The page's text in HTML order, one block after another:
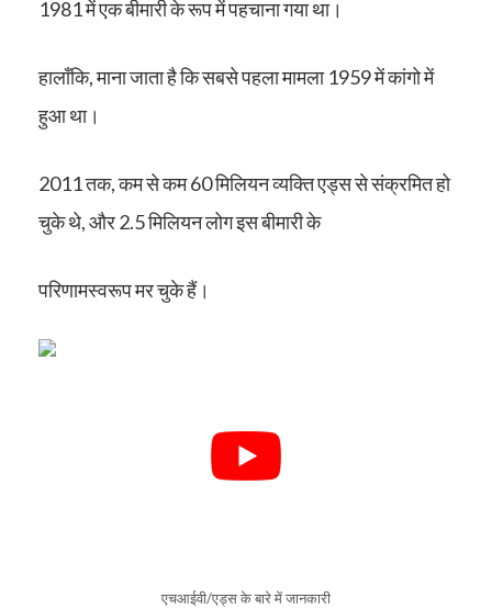
1981 में एक बीमारी के रूप में पहचाना गया था।
हालाँकि, माना जाता है कि सबसे पहला मामला 1959 में कांगो में
हुआ था।
2011 तक, कम से कम 60 मिलियन व्यक्ति एड्स से संक्रमित हो
चुके थे, और 2.5 मिलियन लोग इस बीमारी के
परिणामस्वरूप मर चुके हैं।
एचआईवी/एड्स के बारे में जानकारी